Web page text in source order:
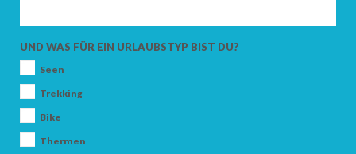
UND WAS FÜR EIN URLAUBSTYP BIST DU?
Seen
Trekking
Bike
Thermen